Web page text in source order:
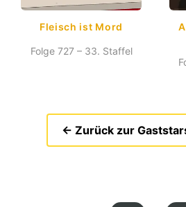
Fleisch ist Mord
Folge 727 – 33. Staffel
← Zurück zur